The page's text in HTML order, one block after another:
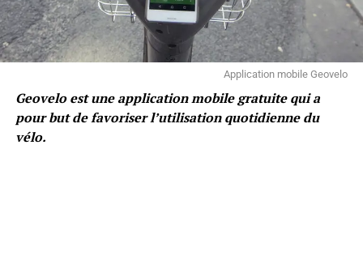
Application mobile Geovelo
Geovelo est une application mobile gratuite qui a
pour but de favoriser l’utilisation quotidienne du
vélo.